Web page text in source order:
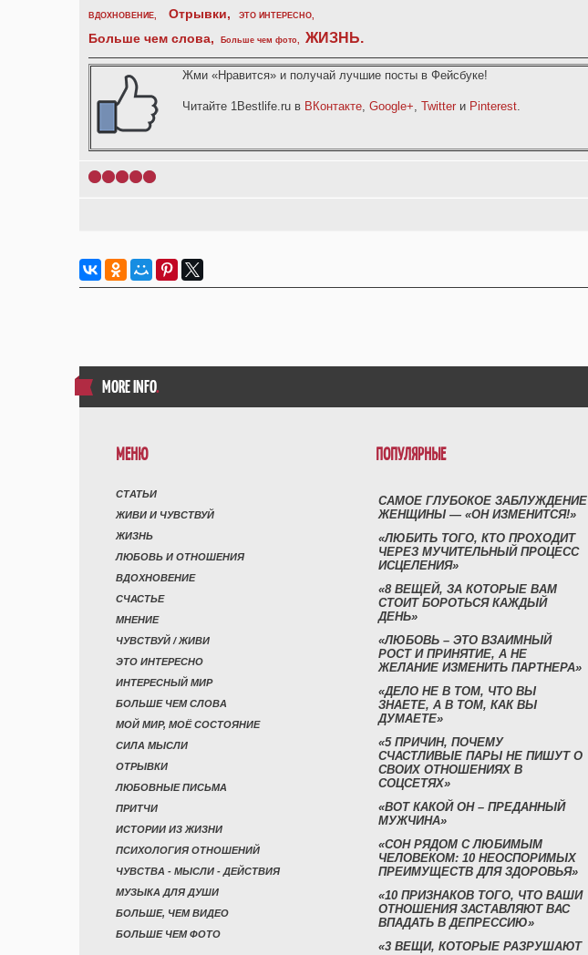
ВДОХНОВЕНИЕ, Отрывки, ЭТО ИНТЕРЕСНО,
Больше чем слова, Больше чем фото, ЖИЗНЬ.
Жми «Нравится» и получай лучшие посты в Фейсбуке!
Читайте 1Bestlife.ru в ВКонтакте, Google+, Twitter и Pinterest.
1 2 3 4
MORE INFO.
МЕНЮ
СТАТЬИ
ЖИВИ И ЧУВСТВУЙ
ЖИЗНЬ
ЛЮБОВЬ И ОТНОШЕНИЯ
ВДОХНОВЕНИЕ
СЧАСТЬЕ
МНЕНИЕ
ЧУВСТВУЙ / ЖИВИ
ЭТО ИНТЕРЕСНО
ИНТЕРЕСНЫЙ МИР
БОЛЬШЕ ЧЕМ СЛОВА
МОЙ МИР, МОЁ СОСТОЯНИЕ
СИЛА МЫСЛИ
ОТРЫВКИ
ЛЮБОВНЫЕ ПИСЬМА
ПРИТЧИ
ИСТОРИИ ИЗ ЖИЗНИ
ПСИХОЛОГИЯ ОТНОШЕНИЙ
ЧУВСТВА - МЫСЛИ - ДЕЙСТВИЯ
МУЗЫКА ДЛЯ ДУШИ
БОЛЬШЕ, ЧЕМ ВИДЕО
БОЛЬШЕ ЧЕМ ФОТО
ПОПУЛЯРНЫЕ
САМОЕ ГЛУБОКОЕ ЗАБЛУЖДЕНИЕ
ЖЕНЩИНЫ — «ОН ИЗМЕНИТСЯ!»
«ЛЮБИТЬ ТОГО, КТО ПРОХОДИТ
ЧЕРЕЗ МУЧИТЕЛЬНЫЙ ПРОЦЕСС
ИСЦЕЛЕНИЯ»
«8 ВЕЩЕЙ, ЗА КОТОРЫЕ ВАМ
СТОИТ БОРОТЬСЯ КАЖДЫЙ
ДЕНЬ»
«ЛЮБОВЬ – ЭТО ВЗАИМНЫЙ
РОСТ И ПРИНЯТИЕ, А НЕ
ЖЕЛАНИЕ ИЗМЕНИТЬ ПАРТНЕРА»
«ДЕЛО НЕ В ТОМ, ЧТО ВЫ
ЗНАЕТЕ, А В ТОМ, КАК ВЫ
ДУМАЕТЕ»
«5 ПРИЧИН, ПОЧЕМУ
СЧАСТЛИВЫЕ ПАРЫ НЕ ПИШУТ О
СВОИХ ОТНОШЕНИЯХ В
СОЦСЕТЯХ»
«ВОТ КАКОЙ ОН – ПРЕДАННЫЙ
МУЖЧИНА»
«СОН РЯДОМ С ЛЮБИМЫМ
ЧЕЛОВЕКОМ: 10 НЕОСПОРИМЫХ
ПРЕИМУЩЕСТВ ДЛЯ ЗДОРОВЬЯ»
«10 ПРИЗНАКОВ ТОГО, ЧТО ВАШИ
ОТНОШЕНИЯ ЗАСТАВЛЯЮТ ВАС
ВПАДАТЬ В ДЕПРЕССИЮ»
«3 ВЕЩИ, КОТОРЫЕ РАЗРУШАЮТ